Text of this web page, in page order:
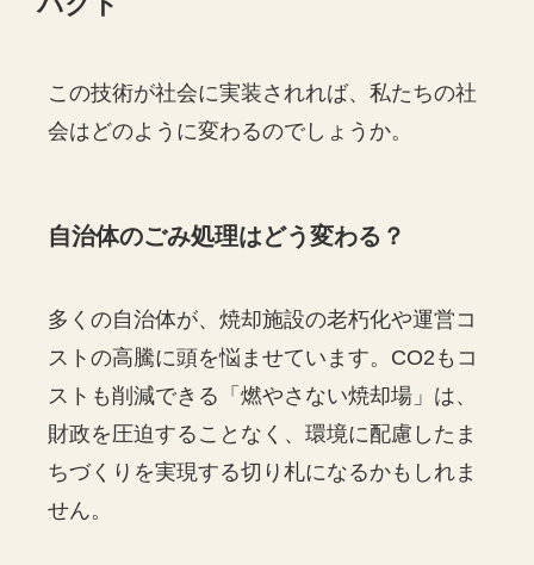
この技術が社会に実装されれば、私たちの社
会はどのように変わるのでしょうか。
自治体のごみ処理はどう変わる？
多くの自治体が、焼却施設の老朽化や運営コ
ストの高騰に頭を悩ませています。CO2もコ
ストも削減できる「燃やさない焼却場」は、
財政を圧迫することなく、環境に配慮したま
ちづくりを実現する切り札になるかもしれま
せん。